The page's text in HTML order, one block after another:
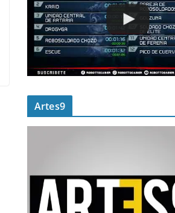
Artes9